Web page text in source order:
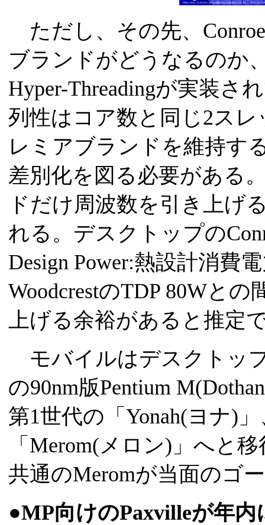
ただし、その先、
ブランドがどうなるのか
Hyper-Threadingが実装さ
列性はコア数と同じ2ス
レミアブランドを維持す
差別化を図る必要がある
ドだけ周波数を引き上げ
れる。デスクトップの
Design Power:熱設計消費
WoodcrestのTDP 80Wと
上げる余裕があると推定
モバイルはデスクトッ
の90nm版Pentium
第1世代の「Yonah(ヨナ)
「Merom(メロン)」へと
共通のMeromが当面のゴ
●MP向けのPaxvilleが年内